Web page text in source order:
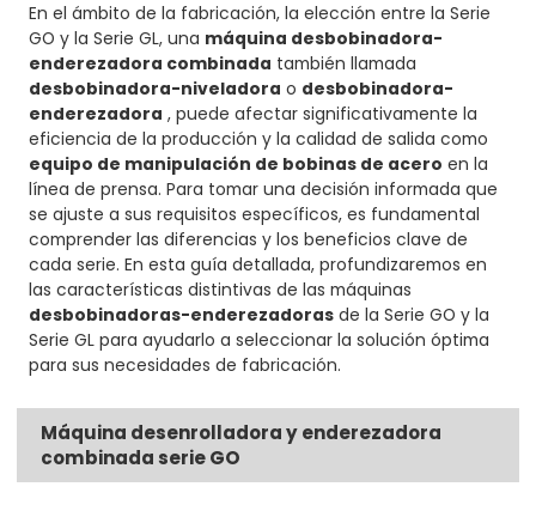
En el ámbito de la fabricación, la elección entre la Serie
GO y la Serie GL, una máquina desbobinadora-
enderezadora combinada también llamada
desbobinadora-niveladora o desbobinadora-
enderezadora , puede afectar significativamente la
eficiencia de la producción y la calidad de salida como
equipo de manipulación de bobinas de acero en la
línea de prensa. Para tomar una decisión informada que
se ajuste a sus requisitos específicos, es fundamental
comprender las diferencias y los beneficios clave de
cada serie. En esta guía detallada, profundizaremos en
las características distintivas de las máquinas
desbobinadoras-enderezadoras de la Serie GO y la
Serie GL para ayudarlo a seleccionar la solución óptima
para sus necesidades de fabricación.
Máquina desenrolladora y enderezadora
combinada serie GO